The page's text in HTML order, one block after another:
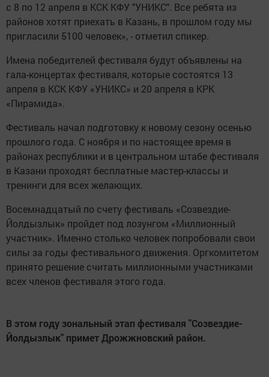
с 8 по 12 апреля в КСК КФУ "УНИКС". Все ребята из
районов хотят приехать в Казань, в прошлом году мы
пригласили 5100 человек», - отметил спикер.
Имена победителей фестиваля будут объявлены на
гала-концертах фестиваля, которые состоятся 13
апреля в КСК КФУ «УНИКС» и 20 апреля в КРК
«Пирамида».
Фестиваль начал подготовку к новому сезону осенью
прошлого года. С ноября и по настоящее время в
районах республики и в центральном штабе фестиваля
в Казани проходят бесплатные мастер-классы и
тренинги для всех желающих.
Восемнадцатый по счету фестиваль «Созвездие-
Йолдызлык» пройдет под лозунгом «Миллионный
участник». Именно столько человек попробовали свои
силы за годы фестивального движения. Оргкомитетом
принято решение считать миллионными участниками
всех членов фестиваля этого года.
В этом году зональный этап фестиваля "Созвездие-
Йолдызлык" примет Дрожжновский район.